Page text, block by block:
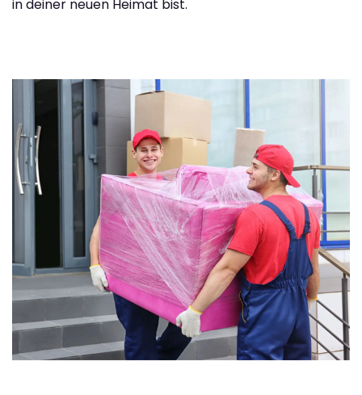
in deiner neuen Heimat bist.